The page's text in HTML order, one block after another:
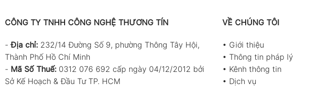
CÔNG TY TNHH CÔNG NGHỆ THƯƠNG TÍN
-Địa chỉ: 232/14 Đường Số 9, phường Thông Tây Hội,
Thành Phố Hồ Chí Minh
- Mã Số Thuế: 0312 076 692 cấp ngày 04/12/2012 bởi
Sở Kế Hoạch & Đầu Tư TP. HCM
VỀ CHÚNG TÔI
• Giới thiệu
• Thông tin pháp lý
• Kênh thông tin
• Dịch vụ